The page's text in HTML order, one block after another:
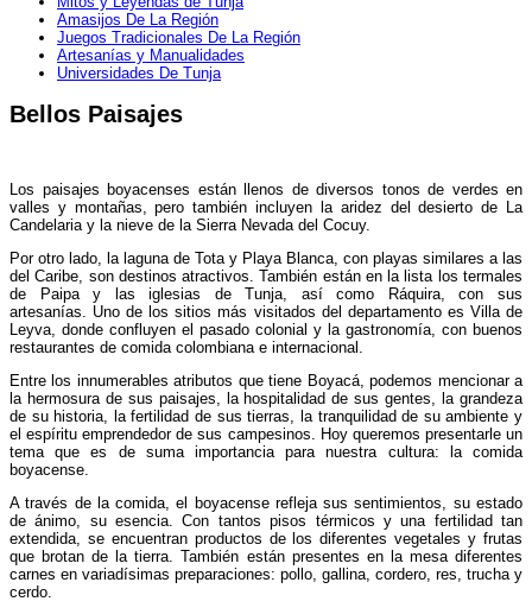
Amasijos De La Región
Juegos Tradicionales De La Región
Artesanías y Manualidades
Universidades De Tunja
Bellos Paisajes
Los paisajes boyacenses están llenos de diversos tonos de verdes en
valles y montañas, pero también incluyen la aridez del desierto de La
Candelaria y la nieve de la Sierra Nevada del Cocuy.
Por otro lado, la laguna de Tota y Playa Blanca, con playas similares a las
del Caribe, son destinos atractivos. También están en la lista los termales
de Paipa y las iglesias de Tunja, así como Ráquira, con sus
artesanías. Uno de los sitios más visitados del departamento es Villa de
Leyva, donde confluyen el pasado colonial y la gastronomía, con buenos
restaurantes de comida colombiana e internacional.
Entre los innumerables atributos que tiene Boyacá, podemos mencionar a
la hermosura de sus paisajes, la hospitalidad de sus gentes, la grandeza
de su historia, la fertilidad de sus tierras, la tranquilidad de su ambiente y
el espíritu emprendedor de sus campesinos. Hoy queremos presentarle un
tema que es de suma importancia para nuestra cultura: la comida
boyacense.
A través de la comida, el boyacense refleja sus sentimientos, su estado
de ánimo, su esencia. Con tantos pisos térmicos y una fertilidad tan
extendida, se encuentran productos de los diferentes vegetales y frutas
que brotan de la tierra. También están presentes en la mesa diferentes
carnes en variadísimas preparaciones: pollo, gallina, cordero, res, trucha y
cerdo.